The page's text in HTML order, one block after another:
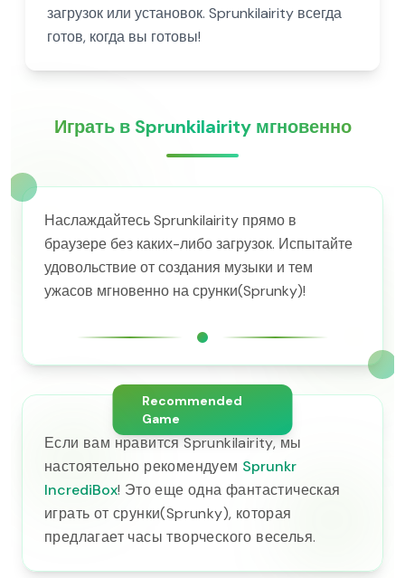
загрузок или установок. Sprunkilairity всегда
готов, когда вы готовы!
Играть в Sprunkilairity мгновенно
Наслаждайтесь Sprunkilairity прямо в
браузере без каких-либо загрузок. Испытайте
удовольствие от создания музыки и тем
ужасов мгновенно на срунки(Sprunky)!
Recommended
Game
Если вам нравится Sprunkilairity, мы
настоятельно рекомендуем Sprunkr
IncrediBox! Это еще одна фантастическая
играть от срунки(Sprunky), которая
предлагает часы творческого веселья.